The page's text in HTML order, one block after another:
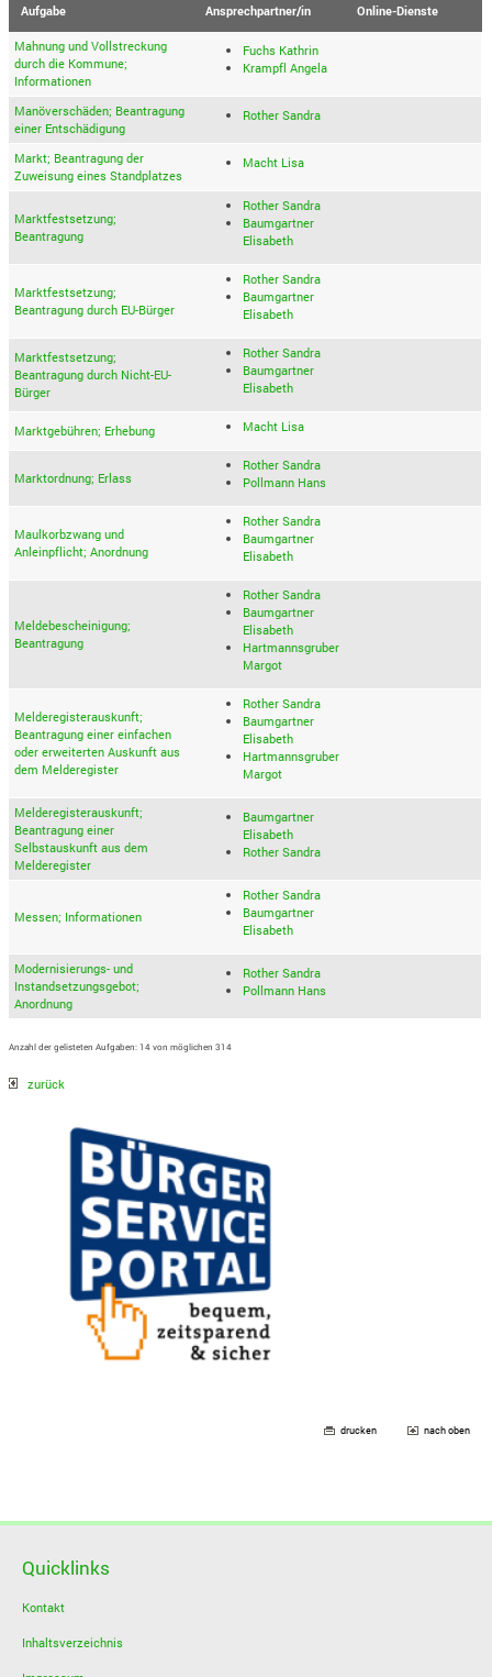
Aufgabe
Ansprechpartner/in Online-Dienste
Mahnung und Vollstreckung
durch die Kommune;
Informationen
Fuchs Kathrin
Krampfl Angela
Manöverschäden; Beantragung
einer Entschädigung
Rother Sandra
Markt; Beantragung der
Zuweisung eines Standplatzes
Macht Lisa
Marktfestsetzung;
Beantragung
Rother Sandra
Baumgartner
Elisabeth
Marktfestsetzung;
Beantragung durch EU-Bürger
Rother Sandra
Baumgartner
Elisabeth
Marktfestsetzung;
Beantragung durch Nicht-EU-
Bürger
Rother Sandra
Baumgartner
Elisabeth
Marktgebühren; Erhebung Macht Lisa
Marktordnung; Erlass
Rother Sandra
Pollmann Hans
Maulkorbzwang und
Anleinpflicht; Anordnung
Rother Sandra
Baumgartner
Elisabeth
Meldebescheinigung;
Beantragung
Rother Sandra
Baumgartner
Elisabeth
Hartmannsgruber
Margot
Melderegisterauskunft;
Beantragung einer einfachen
oder erweiterten Auskunft aus
dem Melderegister
Rother Sandra
Baumgartner
Elisabeth
Hartmannsgruber
Margot
Melderegisterauskunft;
Beantragung einer
Selbstauskunft aus dem
Melderegister
Baumgartner
Elisabeth
Rother Sandra
Messen; Informationen
Rother Sandra
Baumgartner
Elisabeth
Modernisierungs- und
Instandsetzungsgebot;
Anordnung
Rother Sandra
Pollmann Hans
Anzahl der gelisteten Aufgaben: 14 von möglichen 314
zurück
drucken nach oben
Quicklinks
Kontakt
Inhaltsverzeichnis